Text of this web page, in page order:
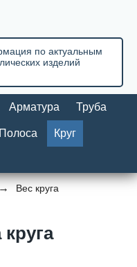
по актуальным
изделий
Арматура Труба
Полоса Круг
Вес круга